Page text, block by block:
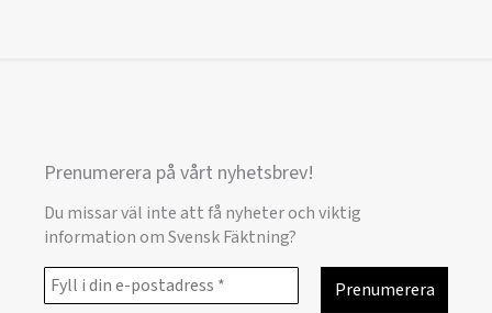
Prenumerera på vårt nyhetsbrev!
Du missar väl inte att få nyheter och viktig
information om Svensk Fäktning?